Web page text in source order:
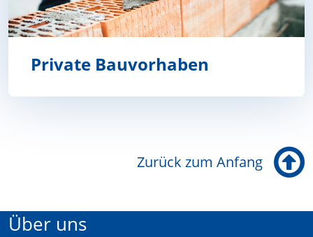
Private Bauvorhaben
Zurück zum Anfang
Über uns